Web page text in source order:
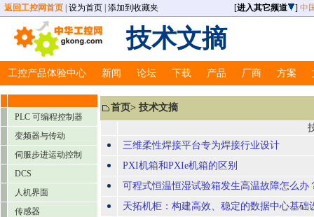
返回工控网首页 设为首页 添加到收藏夹 [进入其它频道 ] 中
技术文摘
工控产品体验中心 新闻 论坛 下载 产品 厂商 方案
PLC 可编程控制器
变频器与传动
伺服步进运动控制
DCS
人机界面
传感器
首页> 技术文摘
三维柔性焊接平台专为焊接行业设计
PXI机箱和PXIe机箱的区别
可程式恒温恒湿试验箱发生高温故障怎么办
天拓机柜：构建高效、稳定的数据中心基础